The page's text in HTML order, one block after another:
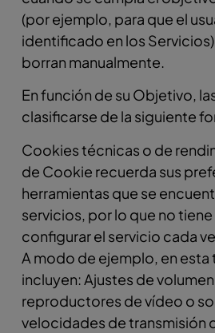
(por ejemplo, para que el
identificado en los
borran manualmente.
En función de su Objetivo,
clasificarse de la siguiente
Cookies técnicas o de
de Cookie recuerda sus
herramientas que se
servicios, por lo que no tiene
configurar el servicio cada
A modo de ejemplo, en
incluyen: Ajustes de
reproductores de vídeo o
velocidades de transmisión